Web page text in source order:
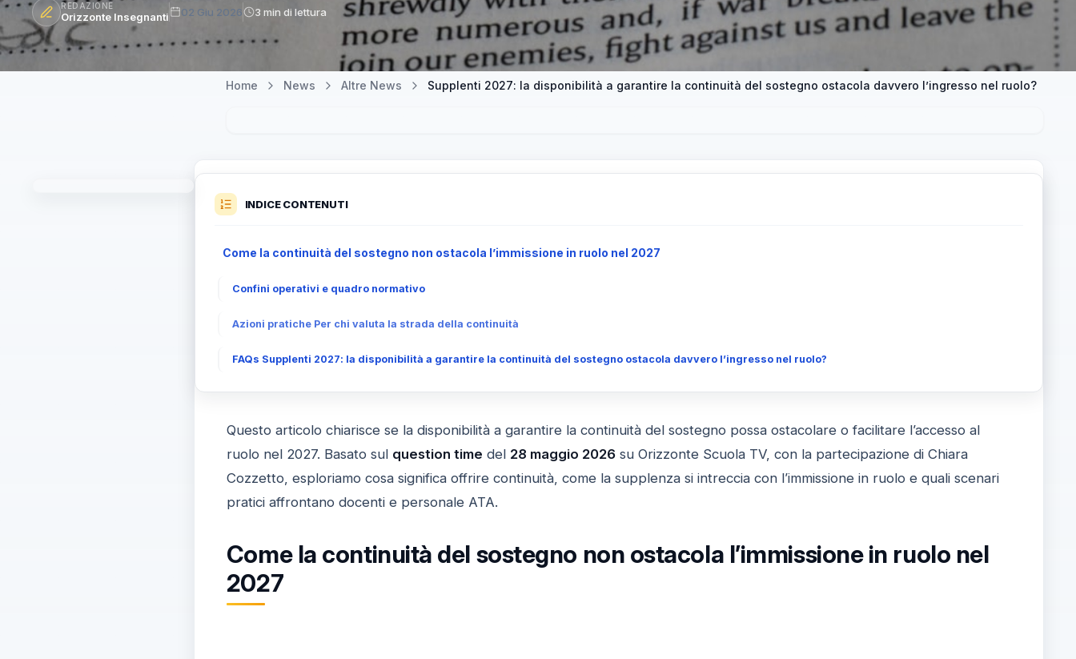
REDAZIONE
Orizzonte Insegnanti 02 Giu 2026 3 min di lettura
Home News Altre News Supplenti 2027: la disponibilità a garantire la continuità del sostegno ostacola davvero l’ingresso nel ruolo?
INDICE CONTENUTI
Come la continuità del sostegno non ostacola l’immissione in ruolo nel 2027
Confini operativi e quadro normativo
Azioni pratiche Per chi valuta la strada della continuità
FAQs Supplenti 2027: la disponibilità a garantire la continuità del sostegno ostacola davvero l’ingresso nel ruolo?
Questo articolo chiarisce se la disponibilità a garantire la continuità del sostegno possa ostacolare o facilitare l’accesso al
ruolo nel 2027. Basato sul question time del 28 maggio 2026su Orizzonte Scuola TV, con la partecipazione di Chiara
Cozzetto, esploriamo cosa significa offrire continuità, come la supplenza si intreccia con l’immissione in ruolo e quali scenari
pratici affrontano docenti e personale ATA.
Come la continuità del sostegno non ostacola l’immissione in ruolo nel
2027